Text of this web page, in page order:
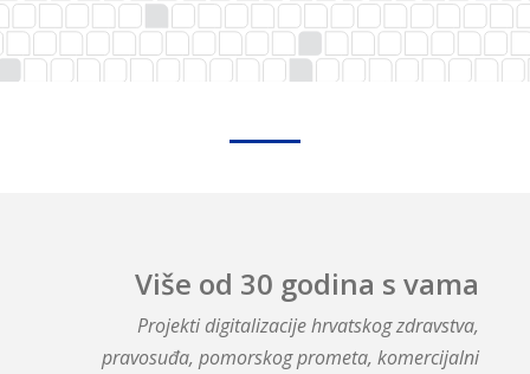
Više od 30 godina s vama
Projekti digitalizacije hrvatskog zdravstva,
pravosuđa, pomorskog prometa, komercijalni